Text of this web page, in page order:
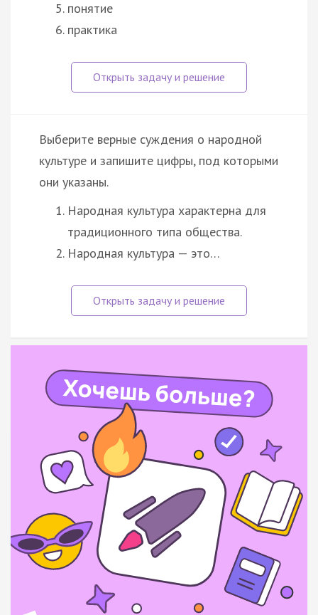
понятие
практика
Выберите верные суждения о народной
культуре и запишите цифры, под которыми
они указаны.
Народная культура характерна для
традиционного типа общества.
Народная культура — это…